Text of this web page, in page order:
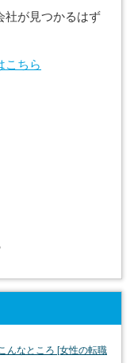
社が見つかるはず
こちら
んなところ [女性の転職